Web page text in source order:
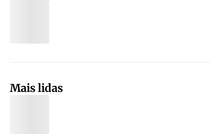
Mais lidas